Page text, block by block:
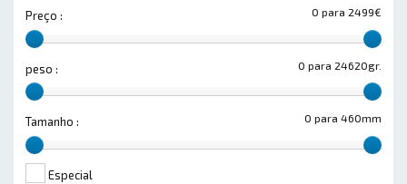
0 para 2499€
Preço :
0 para 24620gr.
peso :
0 para 460mm
Tamanho :
Especial